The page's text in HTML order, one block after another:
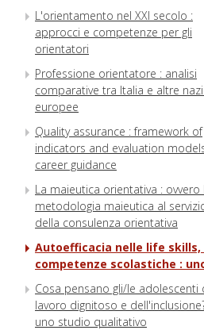
L'orientamento nel XXI secolo :
approcci e competenze per gli
orientatori
Professione orientatore : analisi
comparative tra Italia e altre
europee
Quality assurance : framework of
indicators and evaluation
career guidance
La maieutica orientativa : ovvero
metodologia maieutica al
della consulenza orientativa
Autoefficacia nelle life
competenze scolastiche :
Cosa pensano gli/le adolescenti
lavoro dignitoso e
uno studio qualitativo